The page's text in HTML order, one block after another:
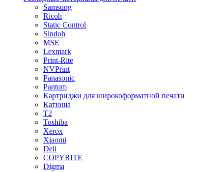
Samsung
Ricoh
Static Control
Sindoh
MSE
Lexmark
Print-Rite
NVPrint
Panasonic
Pantum
Картриджи для широкоформатной печати
Катюша
T2
Toshiba
Xerox
Xiaomi
Deli
COPYRITE
Digma